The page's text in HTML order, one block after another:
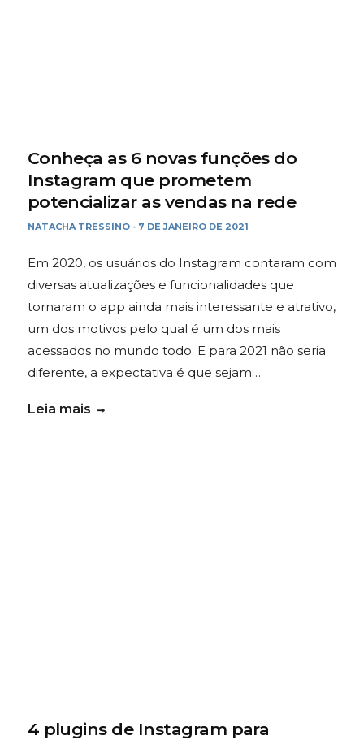
Conheça as 6 novas funções do
Instagram que prometem
potencializar as vendas na rede
NATACHA TRESSINO - 7 DE JANEIRO DE 2021
Em 2020, os usuários do Instagram contaram com
diversas atualizações e funcionalidades que
tornaram o app ainda mais interessante e atrativo,
um dos motivos pelo qual é um dos mais
acessados no mundo todo. E para 2021 não seria
diferente, a expectativa é que sejam…
Leia mais
4 plugins de Instagram para